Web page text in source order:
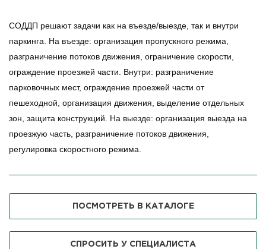
СОДДП решают задачи как на въезде/выезде, так и внутри
паркинга. На въезде: организация пропускного режима,
разграничение потоков движения, ограничение скорости,
ограждение проезжей части. Внутри: разграничение
парковочных мест, ограждение проезжей части от
пешеходной, организация движения, выделение отдельных
зон, защита конструкций. На выезде: организация выезда на
проезжую часть, разграничение потоков движения,
регулировка скоростного режима.
ПОСМОТРЕТЬ В КАТАЛОГЕ
СПРОСИТЬ У СПЕЦИАЛИСТА